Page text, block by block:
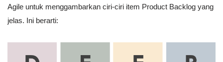
Agile untuk menggambarkan ciri-ciri item Product Backlog yang
jelas. Ini berarti: